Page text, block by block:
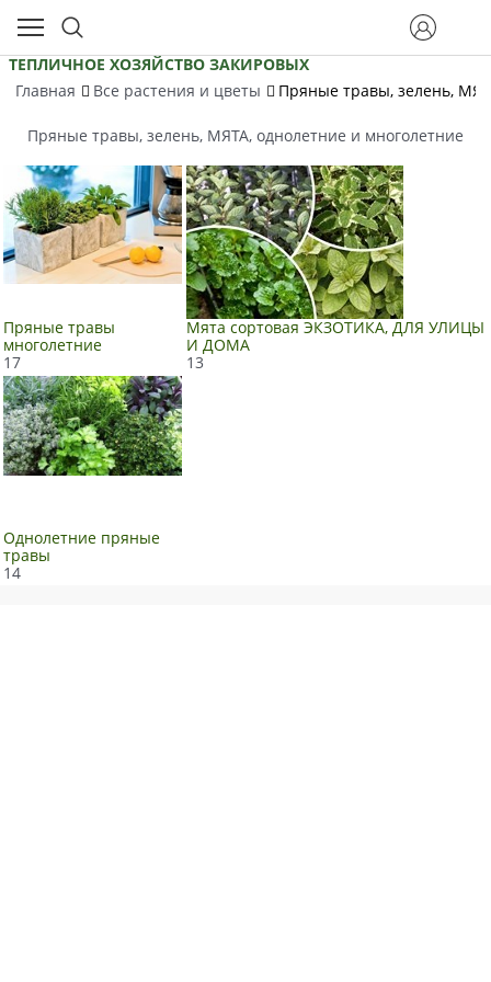
ТЕПЛИЧНОЕ ХОЗЯЙСТВО ЗАКИРОВЫХ
Главная
Все растения и цветы Пряные травы, зелень,
Пряные травы, зелень, МЯТА, однолетние и многолетние
Пряные травы
многолетние
17
Мята сортовая ЭКЗОТИКА, ДЛЯ УЛИЦЫ
И ДОМА
13
Однолетние пряные
травы
14